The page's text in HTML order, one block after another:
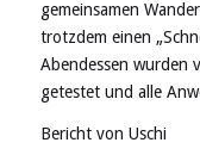
gemeinsamen
trotzdem einen
Abendessen wurden
getestet und alle
Bericht von Uschi